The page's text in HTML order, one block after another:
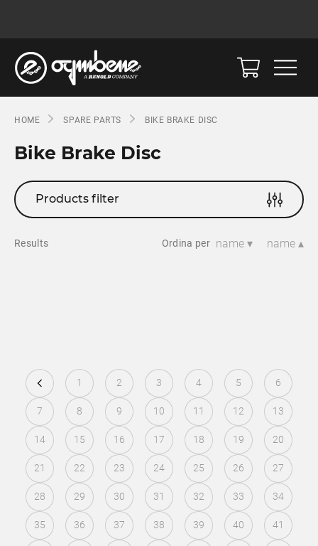
HOME SPARE PARTS BIKE BRAKE DISC
Bike Brake Disc
Products filter
Results Ordina per name ▾ name ▴
1 2 3 4 5 6
7 8 9 10 11 12 13
14 15 16 17 18 19 20
21 22 23 24 25 26 27
28 29 30 31 32 33 34
35 36 37 38 39 40 41